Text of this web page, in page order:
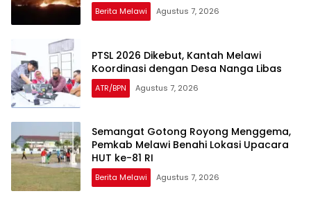
Berita Melawi Agustus 7, 2026
PTSL 2026 Dikebut, Kantah Melawi
Koordinasi dengan Desa Nanga Libas
ATR/BPN Agustus 7, 2026
Semangat Gotong Royong Menggema,
Pemkab Melawi Benahi Lokasi Upacara
HUT ke-81 RI
Berita Melawi Agustus 7, 2026